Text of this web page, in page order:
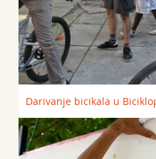
Darivanje bicikala u